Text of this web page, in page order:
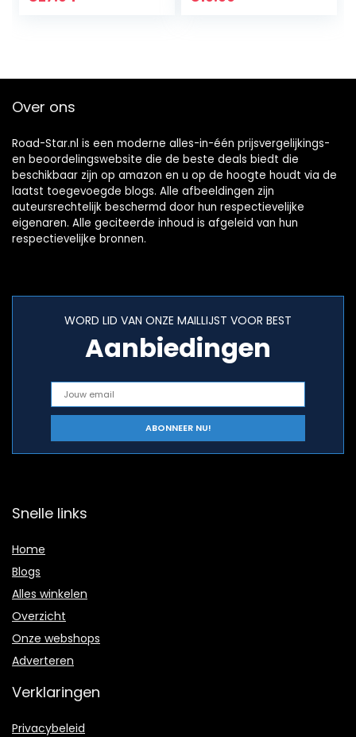
Over ons
Road-Star.nl is een moderne alles-in-één prijsvergelijkings-
en beoordelingswebsite die de beste deals biedt die
beschikbaar zijn op amazon en u op de hoogte houdt via de
laatst toegevoegde blogs. Alle afbeeldingen zijn
auteursrechtelijk beschermd door hun respectievelijke
eigenaren. Alle geciteerde inhoud is afgeleid van hun
respectievelijke bronnen.
WORD LID VAN ONZE MAILLIJST VOOR BEST
Aanbiedingen
Snelle links
Home
Blogs
Alles winkelen
Overzicht
Onze webshops
Adverteren
Verklaringen
Privacybeleid